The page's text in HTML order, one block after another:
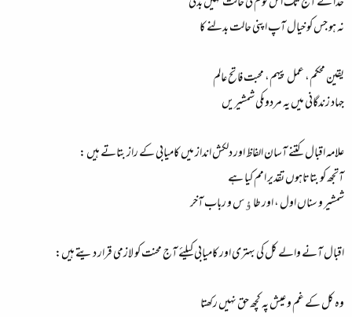
نہ ہو جس کو خیال آپ اپنی حالت بدلنے کا
یقین محکم، عمل پیہم، محبت فاتح عالم
جہاد زندگانی میں یہ مردوںکی شمشیریں
علامہ اقبال کتنے آسان الفاظ اور دلکش انداز میں کامیابی کے راز بتاتے ہیں :
آتجھ کو بتاتاہوں تقدیر امم کیا ہے
شمشیر و سناں اول ، اور طاﺅس و رباب آخر
اقبال آنے والے کل کی بہتری اور کامیابی کیلئے آج محنت کو لازمی قرار دیتے ہیں:
وہ کل کے غم و عیش پہ کچھ حق نہیں رکھتا